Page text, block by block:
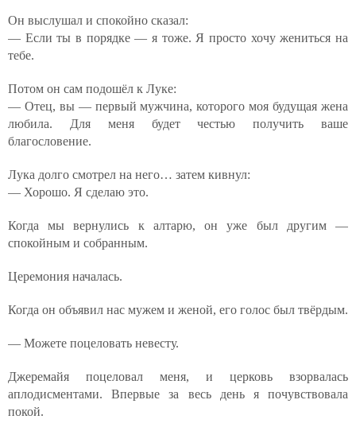
Он выслушал и спокойно сказал:
— Если ты в порядке — я тоже. Я просто хочу жениться на
тебе.
Потом он сам подошёл к Луке:
— Отец, вы — первый мужчина, которого моя будущая жена
любила. Для меня будет честью получить ваше
благословение.
Лука долго смотрел на него… затем кивнул:
— Хорошо. Я сделаю это.
Когда мы вернулись к алтарю, он уже был другим —
спокойным и собранным.
Церемония началась.
Когда он объявил нас мужем и женой, его голос был твёрдым.
— Можете поцеловать невесту.
Джеремайя поцеловал меня, и церковь взорвалась
аплодисментами. Впервые за весь день я почувствовала
покой.